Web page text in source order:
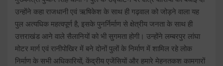
उन्होंने कहा राजधानी एवं ऋषिकेश के साथ ही गढ़वाल को जोड़ने वाला यह
पुल अत्यधिक महत्वपूर्ण है, इसके पुनर्निर्माण से क्षेत्रीय जनता के साथ ही
उत्तराखंड आने वाले सैलानियों को भी सुगमता होगी। उन्होंने लम्बरपुर लांघा
मोटर मार्ग एवं रानीपोखिर में बने दोनों पुलों के निर्माण में शामिल रहे लोक
निर्माण के सभी अधिकारियों, केंद्रीय एजेंसियों और हमारे मेहनतकश कामगारों